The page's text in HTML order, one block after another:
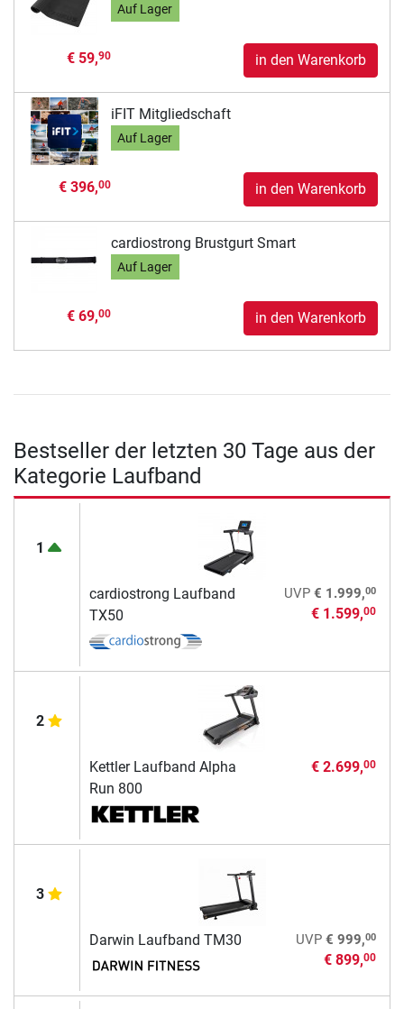
Auf Lager
€ 59,90 in den Warenkorb
iFIT Mitgliedschaft
Auf Lager
€ 396,00 in den Warenkorb
cardiostrong Brustgurt Smart
Auf Lager
€ 69,00 in den Warenkorb
Bestseller der letzten 30 Tage aus der
Kategorie Laufband
1
cardiostrong Laufband
TX50
UVP € 1.999,00
€ 1.599,00
2
Kettler Laufband Alpha
Run 800
€ 2.699,00
3
Darwin Laufband TM30 UVP € 999,00
€ 899,00